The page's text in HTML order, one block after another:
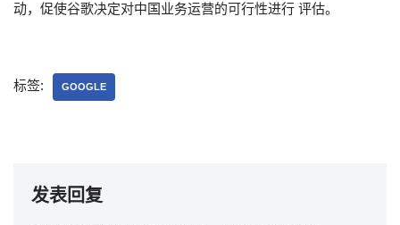
动，促使谷歌决定对中国业务运营的可行性进行 评估。
标签: GOOGLE
发表回复